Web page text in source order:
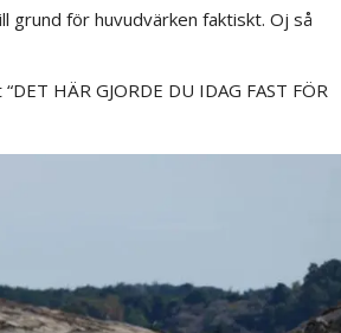
grund för huvudvärken faktiskt. Oj så
HÄR GJORDE DU IDAG FAST FÖR